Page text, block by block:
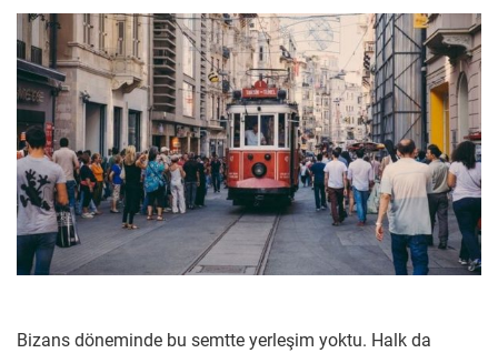
Bizans döneminde bu semtte yerleşim yoktu. Halk da